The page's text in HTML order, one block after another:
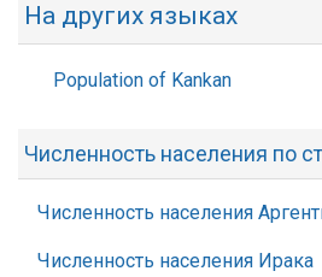
На других языках
Population of Kankan
Численность населения по
Численность населения
Численность населения Ирака